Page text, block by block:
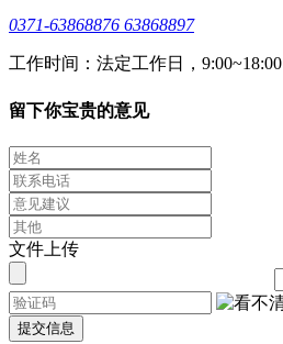
0371-63868876 63868897
工作时间：法定工作日，9:00~18:00
留下你宝贵的意见
文件上传
提交信息